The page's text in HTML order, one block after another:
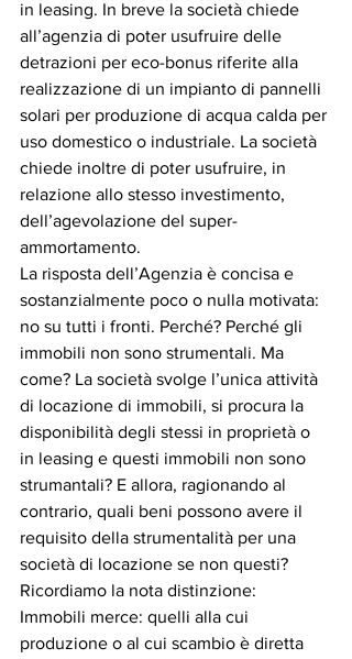
in leasing. In breve la società chiede
all’agenzia di poter usufruire delle
detrazioni per eco-bonus riferite alla
realizzazione di un impianto di pannelli
solari per produzione di acqua calda per
uso domestico o industriale. La società
chiede inoltre di poter usufruire, in
relazione allo stesso investimento,
dell’agevolazione del super-
ammortamento.
La risposta dell’Agenzia è concisa e
sostanzialmente poco o nulla motivata:
no su tutti i fronti. Perché? Perché gli
immobili non sono strumentali. Ma
come? La società svolge l’unica attività
di locazione di immobili, si procura la
disponibilità degli stessi in proprietà o
in leasing e questi immobili non sono
strumantali? E allora, ragionando al
contrario, quali beni possono avere il
requisito della strumentalità per una
società di locazione se non questi?
Ricordiamo la nota distinzione:
Immobili merce: quelli alla cui
produzione o al cui scambio è diretta